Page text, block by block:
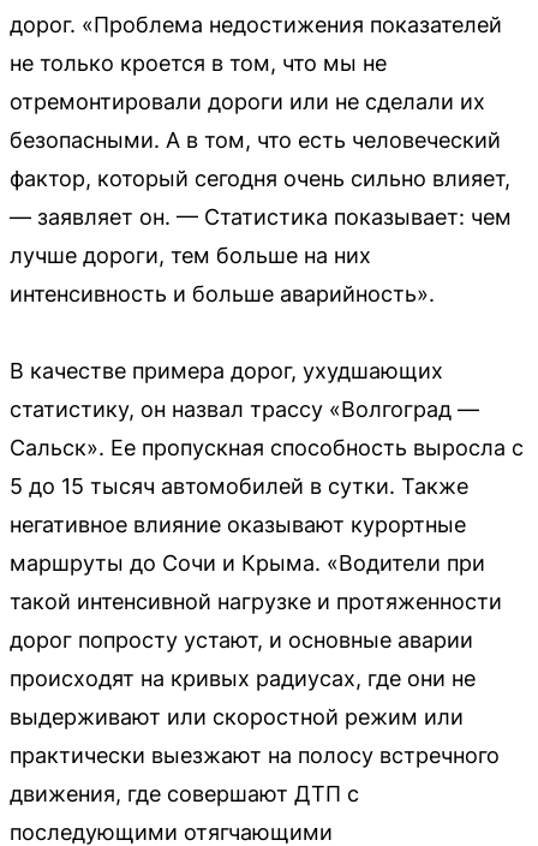
дорог. «Проблема недостижения показателей
не только кроется в том, что мы не
отремонтировали дороги или не сделали их
безопасными. А в том, что есть человеческий
фактор, который сегодня очень сильно влияет,
— заявляет он. — Статистика показывает: чем
лучше дороги, тем больше на них
интенсивность и больше аварийность».
В качестве примера дорог, ухудшающих
статистику, он назвал трассу «Волгоград —
Сальск». Ее пропускная способность выросла с
5 до 15 тысяч автомобилей в сутки. Также
негативное влияние оказывают курортные
маршруты до Сочи и Крыма. «Водители при
такой интенсивной нагрузке и протяженности
дорог попросту устают, и основные аварии
происходят на кривых радиусах, где они не
выдерживают или скоростной режим или
практически выезжают на полосу встречного
движения, где совершают ДТП с
последующими отягчающими